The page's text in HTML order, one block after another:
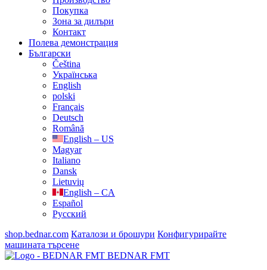
Покупка
Зона за дилъри
Контакт
Полева демонстрация
Български
Čeština
Українська
English
polski
Français
Deutsch
Română
English – US
Magyar
Italiano
Dansk
Lietuvių
English – CA
Español
Русский
shop.bednar.com Каталози и брошури Конфигурирайте
машината търсене
BEDNAR FMT